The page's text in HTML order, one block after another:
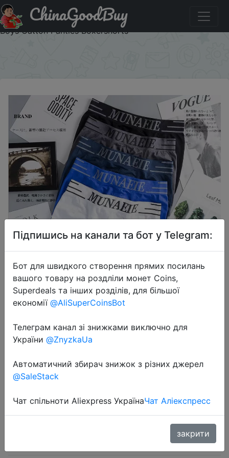
Придбати 5pcs Wholesale One Size Men's Underwear
Male Boxers Underpants Comfortable Breathable Fashion
Boys Catton Panties Boxershorts
ChinaGoodBuy
2024-06-25
Underwear Male Boxers Underpants
Comfortable Breathable Fashion
Boys Catton Panties Boxershorts
$0.99
Підпишись на канали та бот у Telegram:
Бот для швидкого створення прямих посилань
вашого товару на роздліли монет Coins,
Superdeals та інших розділів, для більшої
економії @AliSuperCoinsBot
Телеграм канал зі знижками виключно для
України @ZnyzkaUa
Автоматичний збирач знижок з різних джерел
@SaleStack
Чат спільноти Aliexpress УкраїнаЧат Аліекспресс
закрити